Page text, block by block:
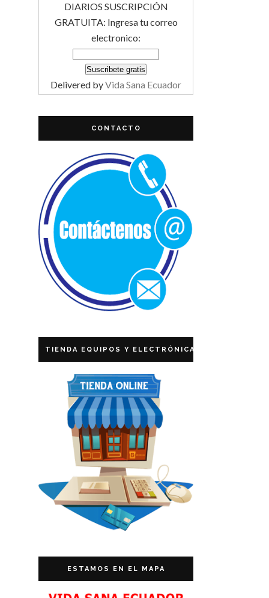
DIARIOS SUSCRIPCIÓN
GRATUITA: Ingresa tu correo
electronico:
Delivered byVida Sana Ecuador
CONTACTO
TIENDA EQUIPOS Y ELECTRÓNICA
ESTAMOS EN EL MAPA